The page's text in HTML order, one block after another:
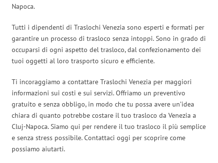
Napoca.
Tutti i dipendenti di Traslochi Venezia sono esperti e formati per
garantire un processo di trasloco senza intoppi. Sono in grado di
occuparsi di ogni aspetto del trasloco, dal confezionamento dei
tuoi oggetti al loro trasporto sicuro e efficiente.
Ti incoraggiamo a contattare Traslochi Venezia per maggiori
informazioni sui costi e sui servizi. Offriamo un preventivo
gratuito e senza obbligo, in modo che tu possa avere un’idea
chiara di quanto potrebbe costare il tuo trasloco da Venezia a
Cluj-Napoca. Siamo qui per rendere il tuo trasloco il più semplice
e senza stress possibile. Contattaci oggi per scoprire come
possiamo aiutarti.